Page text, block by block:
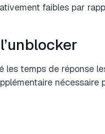
faibles par
les temps de réponse
nécessaire